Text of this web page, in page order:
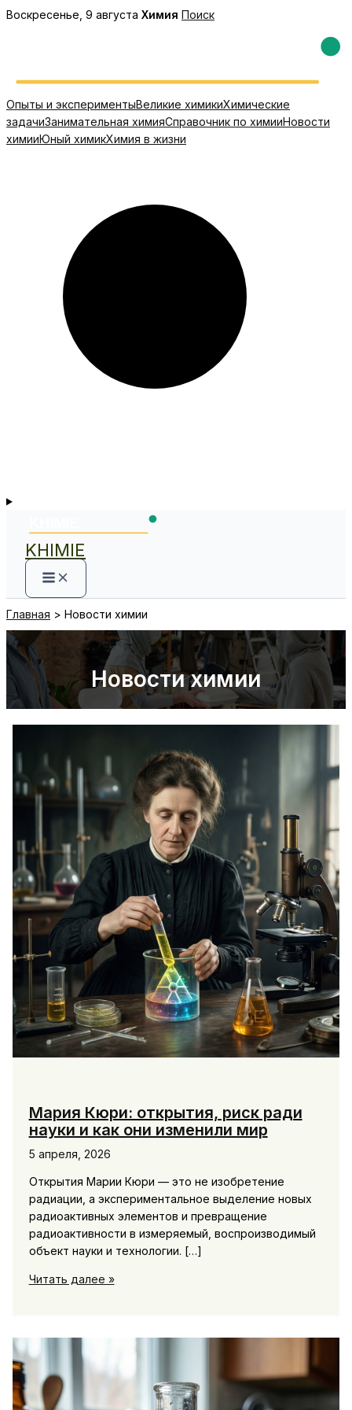
Перейти
Воскресенье, 9 августа Химия Поиск
Опыты и экспериментыВеликие химикиХимические
задачиЗанимательная химияСправочник по химииНовости
химииЮный химикХимия в жизни
KHIMIE
Главная Новости химии
Новости химии
Мария Кюри: открытия, риск ради
науки и как они изменили мир
5 апреля, 2026
Открытия Марии Кюри — это не изобретение
радиации, а экспериментальное выделение новых
радиоактивных элементов и превращение
радиоактивности в измеряемый, воспроизводимый
объект науки и технологии. […]
Мария
как
Читать далее »